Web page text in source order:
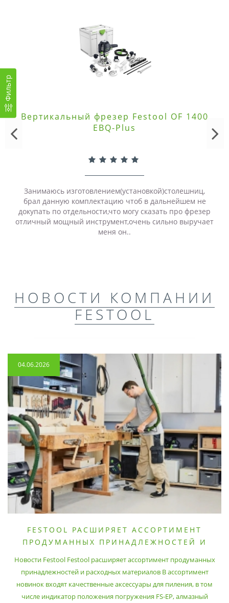
Фильтр
Вертикальный фрезер Festool OF 1400
EBQ-Plus
Занимаюсь изготовлением(установкой)столешниц,
брал данную комплектацию чтоб в дальнейшем не
докупать по отдельности,что могу сказать про фрезер
отличный мощный инструмент,очень сильно выручает
меня он..
НОВОСТИ КОМПАНИИ
FESTOOL
04.06.2026
FESTOOL РАСШИРЯЕТ АССОРТИМЕНТ
ПРОДУМАННЫХ ПРИНАДЛЕЖНОСТЕЙ И
Новости Festool Festool расширяет ассортимент продуманных
принадлежностей и расходных материалов В ассортимент
новинок входят качественные аксессуары для пиления, в том
числе индикатор положения погружения FS-EP, алмазный